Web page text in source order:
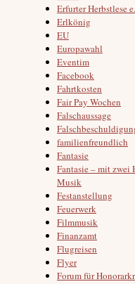
Erfurter Herbstlese
Erlkönig
EU
Europawahl
Eventim
Facebook
Fahrtkosten
Fair Pay Wochen
Falschaussage
familienfreundlich
Fantasie
Fantasie – mit zwei
Musik
Festanstellung
Feuerwerk
Filmmusik
Finanzamt
Flugreisen
Flyer
Forum für